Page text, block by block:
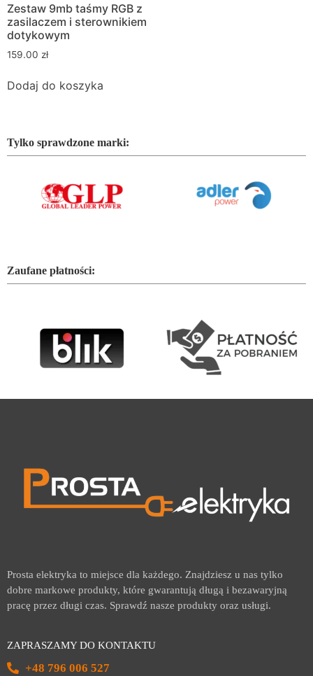
Zestaw 9mb taśmy RGB z
zasilaczem i sterownikiem
dotykowym
159.00 zł
Dodaj do koszyka
Tylko sprawdzone marki:
Zaufane płatności:
Prosta elektryka to miejsce dla każdego. Znajdziesz u nas tylko
dobre markowe produkty, które gwarantują długą i bezawaryjną
pracę przez długi czas. Sprawdź nasze produkty oraz usługi.
ZAPRASZAMY DO KONTAKTU
+48 796 006 527